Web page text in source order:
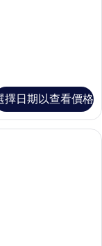
擇日期以查看價格
| 1 間臥室、高級寢具